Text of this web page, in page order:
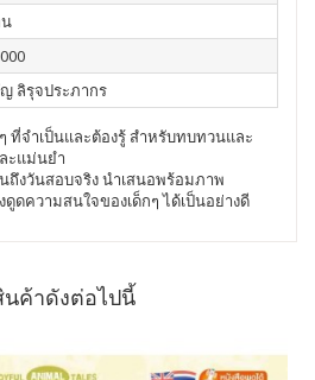
ลิรุจประภากร
ที่จำเป็นและต้องรู้ สำหรับทบทวนและ
ะแม่นยำ
ถึงวันสอบจริง นำเสนอพร้อมภาพ
ดความสนใจของเด็กๆ ได้เป็นอย่างดี
ค้าดังต่อไปนี้